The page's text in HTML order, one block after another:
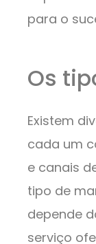
para o
Os
Existem
cada um
e canais
tipo de
depende
serviço